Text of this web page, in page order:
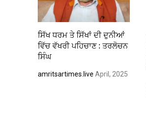
ਸਿੱਖ ਧਰਮ ਤੇ ਸਿੱਖਾਂ ਦੀ ਦੁਨੀਆਂ
ਵਿੱਚ ਵੱਖਰੀ ਪਹਿਚਾਣ : ਤਰਲੋਚਨ
ਸਿੰਘ
amritsartimes.live April, 2025